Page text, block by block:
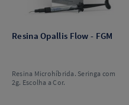
Resina Opallis Flow - FGM
Resina Microhíbrida. Seringa com
2g. Escolha a Cor.